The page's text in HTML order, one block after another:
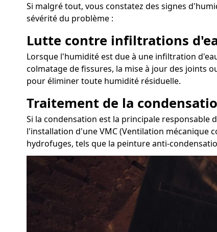
Si malgré tout, vous constatez des signes
sévérité du problème :
Lutte contre infiltrations
Lorsque l'humidité est due à une infiltration
colmatage de fissures, la mise à jour des joints
pour éliminer toute humidité résiduelle.
Traitement de la
Si la condensation est la principale responsable
l'installation d'une VMC (Ventilation
hydrofuges, tels que la peinture anti-